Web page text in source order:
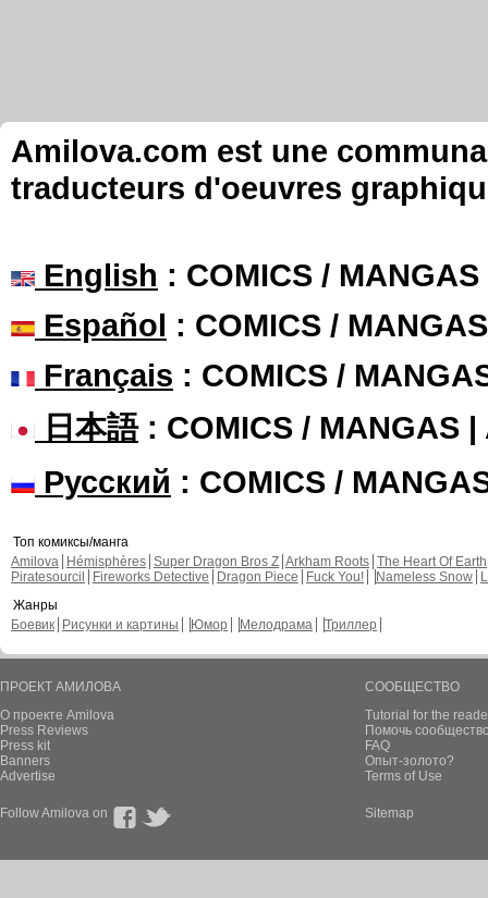
Amilova.com est une
traducteurs d'oeuvres
English : COMICS /
Español : COMICS /
Français : COMICS /
日本語: COMICS / MANGAS |
Русский : COMICS /
Топ комиксы/манга
Amilova
Hémisphères Super Dragon Bros Z Arkham Roots The Heart Of Earth
Piratesourcil
Fireworks Detective Dragon Piece Fuck You! Nameless Snow
Жанры
Боевик
Рисунки и картины Юмор Мелодрама Триллер
ПРОЕКТ АМИЛОВА
О проекте Amilova
Press Reviews
Press kit
Banners
Advertise
СООБЩЕСТВО
Tutorial for the
Помочь
FAQ
Опыт-золото?
Terms of Use
Follow Amilova on Sitemap